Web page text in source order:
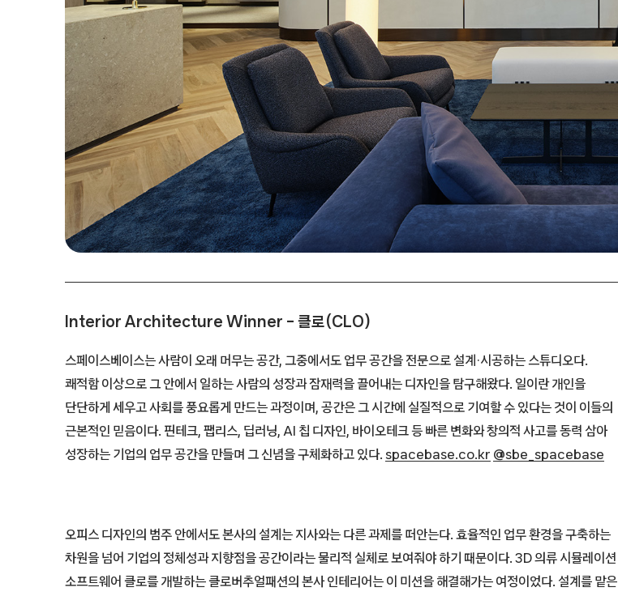
Interior Architecture Winner – 클로(CLO)
스페이스베이스는 사람이 오래 머무는 공간, 그중에서도 업무 공간을 전문으로 설계·시공하는 스튜디오다.
쾌적함 이상으로 그 안에서 일하는 사람의 성장과 잠재력을 끌어내는 디자인을 탐구해왔다. 일이란 개인을
단단하게 세우고 사회를 풍요롭게 만드는 과정이며, 공간은 그 시간에 실질적으로 기여할 수 있다는 것이 이들의
근본적인 믿음이다. 핀테크, 팹리스, 딥러닝, AI 칩 디자인, 바이오테크 등 빠른 변화와 창의적 사고를 동력 삼아
성장하는 기업의 업무 공간을 만들며 그 신념을 구체화하고 있다. spacebase.co.kr @sbe_spacebase
오피스 디자인의 범주 안에서도 본사의 설계는 지사와는 다른 과제를 떠안는다. 효율적인 업무 환경을 구축하는
차원을 넘어 기업의 정체성과 지향점을 공간이라는 물리적 실체로 보여줘야 하기 때문이다. 3D 의류 시뮬레이션
소프트웨어 클로를 개발하는 클로버추얼패션의 본사 인테리어는 이 미션을 해결해가는 여정이었다. 설계를 맡은